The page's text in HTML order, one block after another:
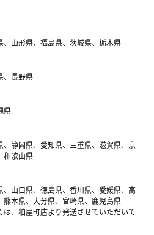
山形県、福島県、茨城県、栃木県
、長野県
県
静岡県、愛知県、三重県、滋賀県、京
和歌山県
山口県、徳島県、香川県、愛媛県、高
本県、大分県、宮崎県、鹿児島県
、粕屋町店より発送させていただいて